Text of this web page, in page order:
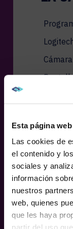
Esta página
Las cookies de
el contenido y
sociales y
información
nuestros
web, quienes
que les haya
partir del uso
WE